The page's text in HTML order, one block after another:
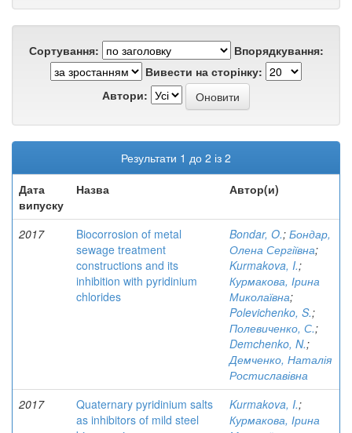
Сортування:
Впорядкування:
Вивести на сторінку:
Автори:
Результати 1 до 2 із 2
Дата
випуску
Назва Автор(и)
2017
Biocorrosion of metal
sewage treatment
constructions and its
inhibition with pyridinium
chlorides
Bondar, O.; Бондар,
Олена Сергіївна;
Kurmakova, I.;
Курмакова, Ірина
Миколаївна;
Polevichenko, S.;
Полевиченко, С.;
Demchenko, N.;
Демченко, Наталія
Ростиславівна
2017
Quaternary pyridinium salts
as inhibitors of mild steel
Kurmakova, I.;
Курмакова, Ірина